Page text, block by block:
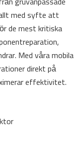
gruvanpassade
med syfte att
de mest kritiska
Med våra mobila
direkt på
effektivitet.